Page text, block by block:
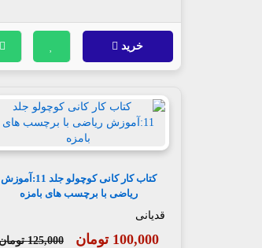
خرید
کتاب کار کانی کوچولو جلد 11:آموزش
ریاضی با برچسب های بامزه
قدیانی
100,000 تومان 125,000 تومان